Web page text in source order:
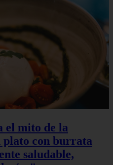
el mito de la
con burrata
saludable,